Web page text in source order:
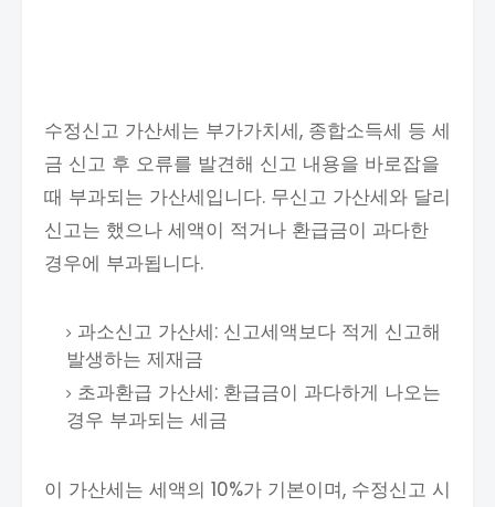
수정신고 가산세는 부가가치세, 종합소득세 등 세
금 신고 후 오류를 발견해 신고 내용을 바로잡을
때 부과되는 가산세입니다. 무신고 가산세와 달리
신고는 했으나 세액이 적거나 환급금이 과다한
경우에 부과됩니다.
과소신고 가산세: 신고세액보다 적게 신고해
발생하는 제재금
초과환급 가산세: 환급금이 과다하게 나오는
경우 부과되는 세금
이 가산세는 세액의 10%가 기본이며, 수정신고 시